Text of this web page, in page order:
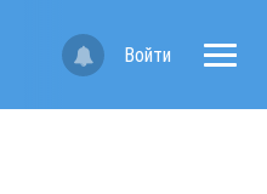
Войти